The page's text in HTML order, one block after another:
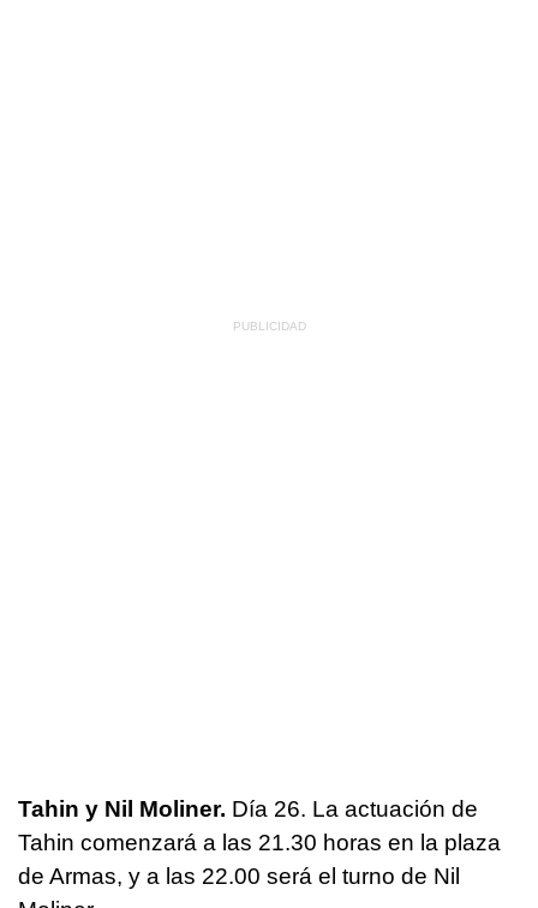
Tahin y Nil Moliner. Día 26. La actuación de
Tahin comenzará a las 21.30 horas en la plaza
de Armas, y a las 22.00 será el turno de Nil